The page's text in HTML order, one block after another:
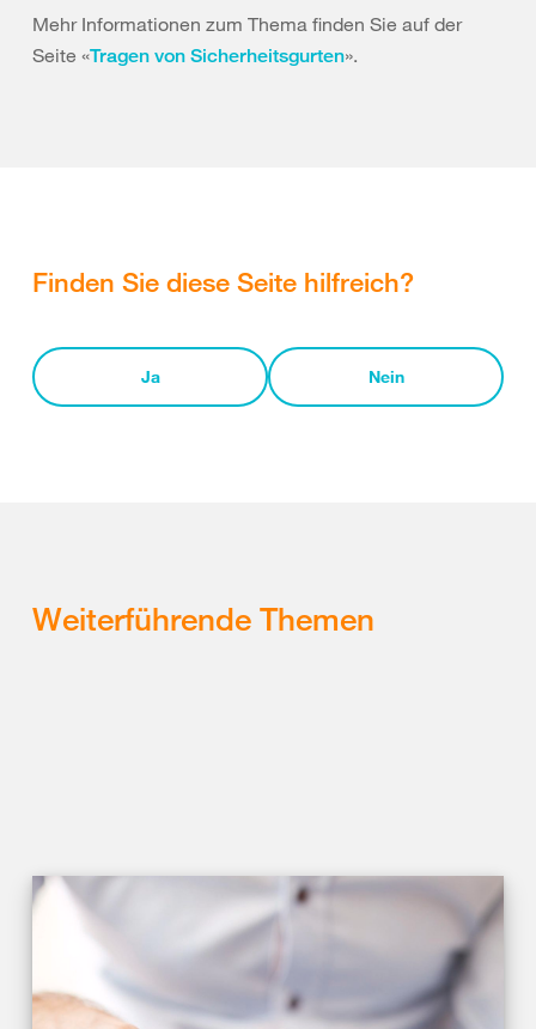
Mehr Informationen zum Thema finden Sie auf der
Seite «Tragen von Sicherheitsgurten».
Finden Sie diese Seite hilfreich?
Ja Nein
Weiterführende Themen